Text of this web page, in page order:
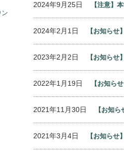
2024年9月25日 【注意】
2024年2月1日 【お知ら
2023年2月2日 【お知ら
2022年1月19日 【お知ら
2021年11月30日 【お知
2021年3月4日 【お知ら